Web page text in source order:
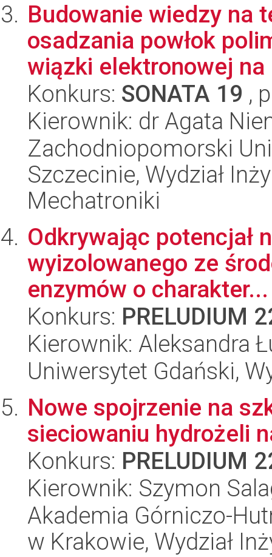
Budowanie wiedzy na
osadzania powłok
wiązki elektronowej na
Konkurs: SONATA 19 ,
Kierownik: dr Agata
Zachodniopomorski
Szczecinie, Wydział
Mechatroniki
Odkrywając potencjał
wyizolowanego ze
enzymów o charakter...
Konkurs: PRELUDIUM
Kierownik: Aleksandra
Uniwersytet Gdański,
Nowe spojrzenie na
sieciowaniu hydrożeli
Konkurs: PRELUDIUM
Kierownik: Szymon
Akademia Górniczo-
w Krakowie, Wydział